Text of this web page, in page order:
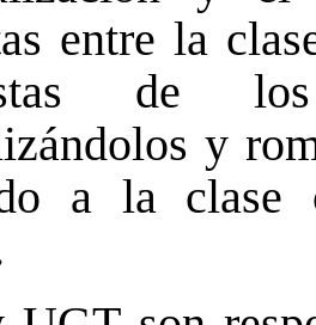
entre la
de
y
a la